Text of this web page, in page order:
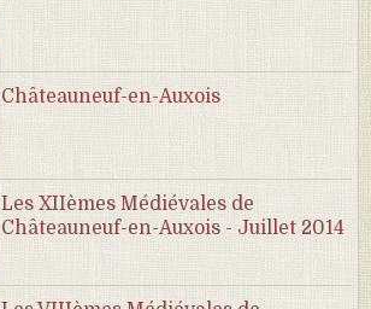
Châteauneuf-en-Auxois
Les XIIèmes Médiévales de
Châteauneuf-en-Auxois - Juillet 2014